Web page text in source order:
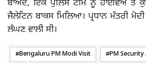
ਬਾਅਦ, ਇੱਕ ਪੁਲਿਸ ਟੀਮ ਨੂੰ ਹਾਈਵੇਅ ਤੋਂ
ਜੈਲੇਟਿਨ ਬਾਕਸ ਮਿਲਿਆ। ਪ੍ਰਧਾਨ ਮੰਤਰੀ
ਲੰਘਣ ਵਾਲੀ ਸੀ।
Bengaluru PM Modi Visit PM Security